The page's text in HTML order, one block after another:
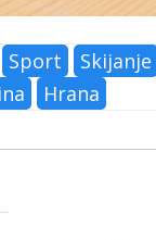
Sport Skijanje
Hrana